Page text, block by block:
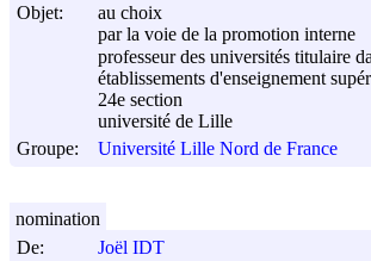
Objet:
au choix
par la voie de la promotion interne
professeur des universités titulaire
établissements d'enseignement
24e section
université de Lille
Groupe:
Université Lille Nord de France
De:
Joël IDT
nomination